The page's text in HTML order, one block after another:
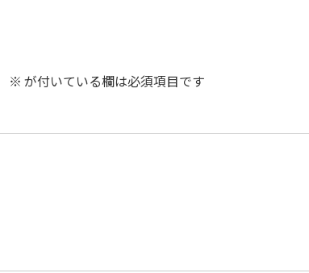
※ が付いている欄は必須項目です